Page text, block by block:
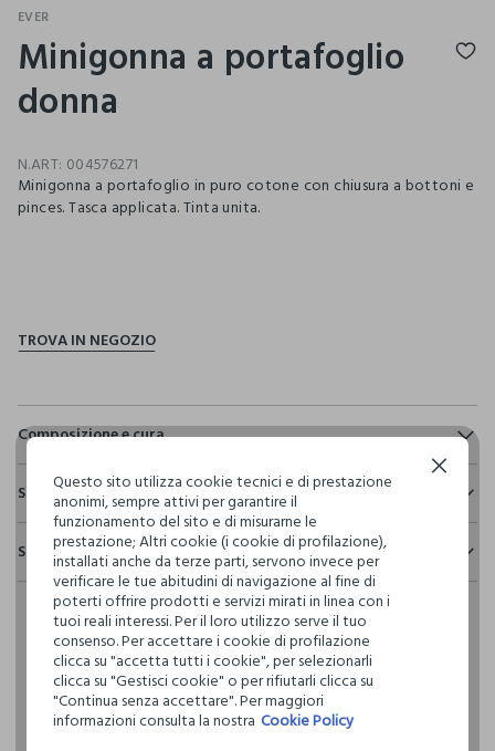
EVER
Minigonna a portafoglio
donna
N.ART: 004576271
Minigonna a portafoglio in puro cotone con chiusura a bottoni e
pinces. Tasca applicata. Tinta unita.
Composizione e cura
Composizione:
100% COTONE
NON CANDEGGIARE
TEMPERATURA MASSIMA 30°C - PROCEDURA NORMALE
LAVAGGIO A SECCO PROFESSIONALE CON
TETRACLOROETILENE E TUTTI I SOLVENTI INDICATI CON IL
SEGNO F - PROCEDURA NORMALE
Sostenibilità e trasparenza
Sicurezza
Il 100% dei nostri articoli viene sottoposto a test chimico-
fisici, per verificarne il rispetto dei limiti che abbiamo
definito per l’uso di sostanze chimiche, talvolta anche più
restrittivi rispetto a quelli previsti dalla normativa
internazionale.
Clicca qui per vedere i dettagli
I nostri fornitori
Spedizione e resi
Hai fino a 30 giorni dalla consegna del tuo ordine online per
cambiare idea e restituire i prodotti che hai acquistato.
Questo sito utilizza cookie tecnici e di prestazione
anonimi, sempre attivi per garantire il
funzionamento del sito e di misurarne le
prestazione; Altri cookie (i cookie di profilazione),
installati anche da terze parti, servono invece per
verificare le tue abitudini di navigazione al fine di
poterti offrire prodotti e servizi mirati in linea con i
tuoi reali interessi. Per il loro utilizzo serve il tuo
consenso. Per accettare i cookie di profilazione
clicca su "accetta tutti i cookie", per selezionarli
clicca su "Gestisci cookie" o per rifiutarli clicca su
"Continua senza accettare". Per maggiori
informazioni consulta la nostra Cookie Policy
Continua senza accettare